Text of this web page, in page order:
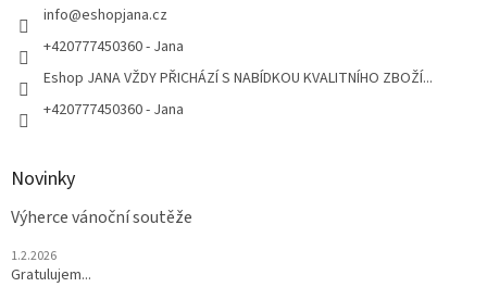
info@eshopjana.cz
+420777450360 - Jana
Eshop JANA VŽDY PŘICHÁZÍ S NABÍDKOU KVALITNÍHO ZBOŽÍ...
+420777450360 - Jana
Novinky
Výherce vánoční soutěže
1.2.2026
Gratulujem...